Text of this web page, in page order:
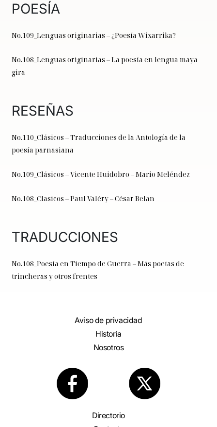
POESÍA
No.109_Lenguas originarias – ¿Poesía Wixarrika?
No.108_Lenguas originarias – La poesía en lengua maya
gira
RESEÑAS
No.110_Clásicos – Traducciones de la Antología de la
poesía parnasiana
No.109_Clásicos – Vicente Huidobro – Mario Meléndez
No.108_Clasicos – Paul Valéry – César Belan
TRADUCCIONES
No.108_Poesía en Tiempo de Guerra – Más poetas de
trincheras y otros frentes
Aviso de privacidad
Historia
Nosotros
Directorio